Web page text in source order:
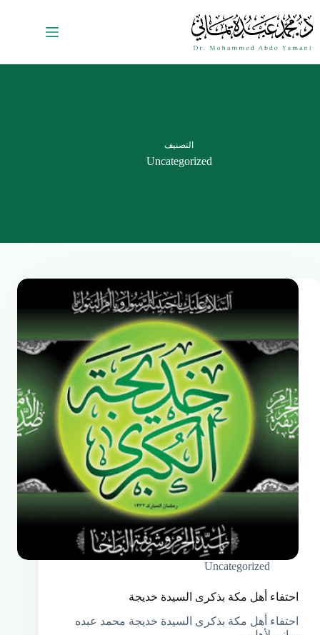
التصنيف
Uncategorized
Uncategorized
احتفاء أهل مكة بذكرى السيدة خديجة
احتفاء أهل مكة بذكرى السيدة خديجة محمد عبده